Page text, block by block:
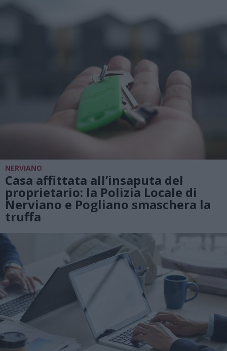
NERVIANO
Casa affittata all’insaputa del
proprietario: la Polizia Locale di
Nerviano e Pogliano smaschera la
truffa